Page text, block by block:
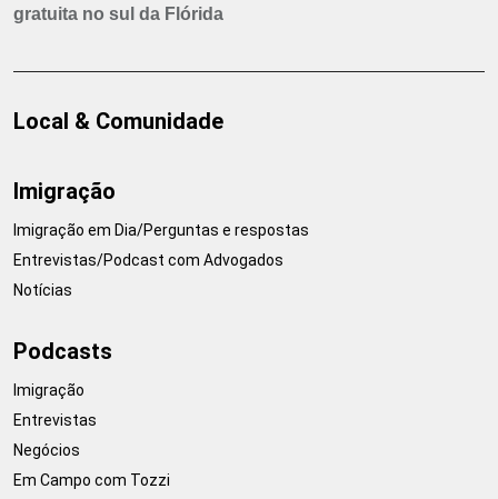
gratuita no sul da Flórida
Local & Comunidade
Imigração
Imigração em Dia/Perguntas e respostas
Entrevistas/Podcast com Advogados
Notícias
Podcasts
Imigração
Entrevistas
Negócios
Em Campo com Tozzi